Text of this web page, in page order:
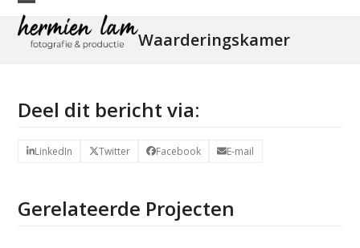
Skip
content
Open
mobile
Close
mobile
Waarderingskamer
Deel dit bericht via:
LinkedIn Twitter Facebook E-mail
Gerelateerde Projecten